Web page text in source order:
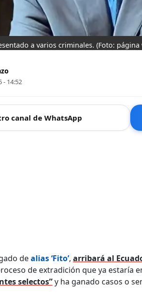
a varios criminales. (Foto: página
- 14:52
canal de WhatsApp
dealias ‘Fito’, arribará al
de extradición que ya estaría
selectos”y ha ganado casos o